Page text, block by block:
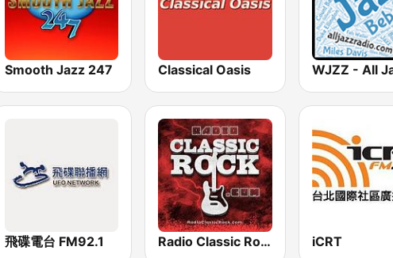
Smooth Jazz 247 Classical Oasis
飛碟電台 FM92.1 Radio Classic Rock iCRT